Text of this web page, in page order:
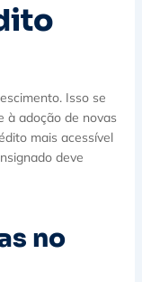
Isso se
à adoção de novas
mais acessível
deve
no